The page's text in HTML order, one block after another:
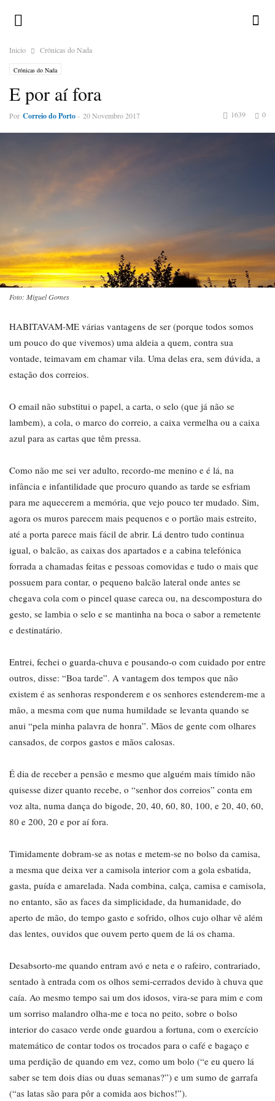
Inicio Crónicas do Nada
Crónicas do Nada
E por aí fora
Por Correio do Porto- 20 Novembro 2017 0
1639
Foto: Miguel Gomes
HABITAVAM-ME várias vantagens de ser (porque todos somos
um pouco do que vivemos) uma aldeia a quem, contra sua
vontade, teimavam em chamar vila. Uma delas era, sem dúvida, a
estação dos correios.
O email não substitui o papel, a carta, o selo (que já não se
lambem), a cola, o marco do correio, a caixa vermelha ou a caixa
azul para as cartas que têm pressa.
Como não me sei ver adulto, recordo-me menino e é lá, na
infância e infantilidade que procuro quando as tarde se esfriam
para me aquecerem a memória, que vejo pouco ter mudado. Sim,
agora os muros parecem mais pequenos e o portão mais estreito,
até a porta parece mais fácil de abrir. Lá dentro tudo continua
igual, o balcão, as caixas dos apartados e a cabina telefónica
forrada a chamadas feitas e pessoas comovidas e tudo o mais que
possuem para contar, o pequeno balcão lateral onde antes se
chegava cola com o pincel quase careca ou, na descompostura do
gesto, se lambia o selo e se mantinha na boca o sabor a remetente
e destinatário.
Entrei, fechei o guarda-chuva e pousando-o com cuidado por entre
outros, disse: “Boa tarde”. A vantagem dos tempos que não
existem é as senhoras responderem e os senhores estenderem-me a
mão, a mesma com que numa humildade se levanta quando se
anui “pela minha palavra de honra”. Mãos de gente com olhares
cansados, de corpos gastos e mãos calosas.
É dia de receber a pensão e mesmo que alguém mais tímido não
quisesse dizer quanto recebe, o “senhor dos correios” conta em
voz alta, numa dança do bigode, 20, 40, 60, 80, 100, e 20, 40, 60,
80 e 200, 20 e por aí fora.
Timidamente dobram-se as notas e metem-se no bolso da camisa,
a mesma que deixa ver a camisola interior com a gola esbatida,
gasta, puída e amarelada. Nada combina, calça, camisa e camisola,
no entanto, são as faces da simplicidade, da humanidade, do
aperto de mão, do tempo gasto e sofrido, olhos cujo olhar vê além
das lentes, ouvidos que ouvem perto quem de lá os chama.
Desabsorto-me quando entram avó e neta e o rafeiro, contrariado,
sentado à entrada com os olhos semi-cerrados devido à chuva que
caía. Ao mesmo tempo sai um dos idosos, vira-se para mim e com
um sorriso malandro olha-me e toca no peito, sobre o bolso
interior do casaco verde onde guardou a fortuna, com o exercício
matemático de contar todos os trocados para o café e bagaço e
uma perdição de quando em vez, como um bolo (“e eu quero lá
saber se tem dois dias ou duas semanas?”) e um sumo de garrafa
(“as latas são para pôr a comida aos bichos!”).